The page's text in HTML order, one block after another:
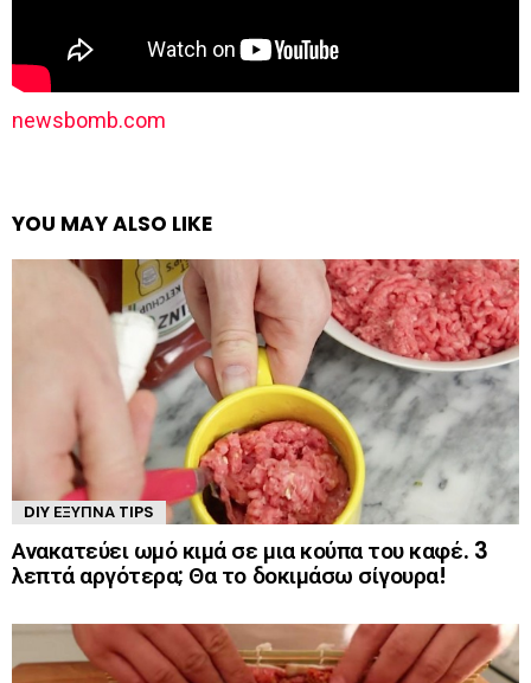
newsbomb.com
YOU MAY ALSO LIKE
DIY ΈΞΥΠΝΑ TIPS
Ανακατεύει ωμό κιμά σε μια κούπα του καφέ. 3
λεπτά αργότερα; Θα το δοκιμάσω σίγουρα!